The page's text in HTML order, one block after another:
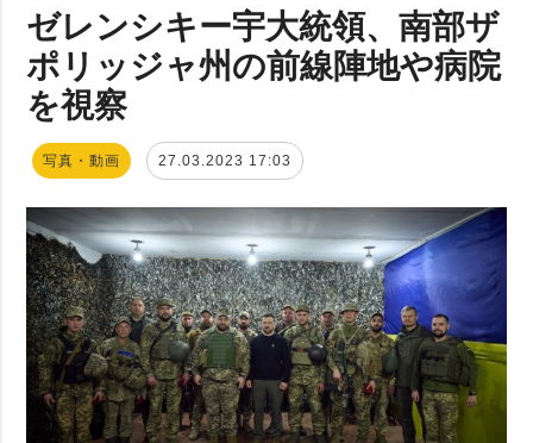
全てのトピック
戦争
政治
経済・復興
防衛
社会・文化
スポーツ
犯罪
事故・緊急事態
ウクルインフォ
ルム
ゼレンシキー宇大統領、南部ザ
ポリッジャ州の前線陣地や病院
を視察
写真・動画 27.03.2023 17:03